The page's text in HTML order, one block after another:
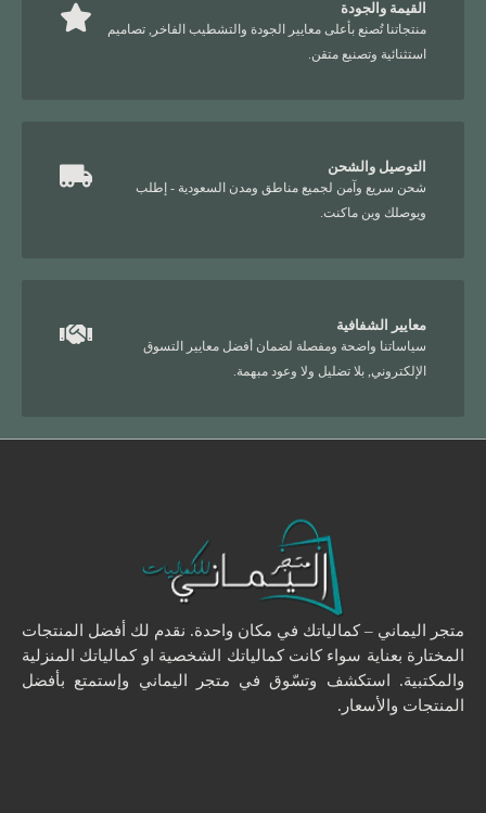
القيمة والجودة
منتجاتنا تُصنع بأعلى معايير الجودة والتشطيب الفاخر, تصاميم
استثنائية وتصنيع متقن.
التوصيل والشحن
شحن سريع وآمن لجميع مناطق ومدن السعودية - إطلب
ويوصلك وين ماكنت.
معايير الشفافية
سياساتنا واضحة ومفصلة لضمان أفضل معايير التسوق
الإلكتروني, بلا تضليل ولا وعود مبهمة.
متجر اليماني – كمالياتك في مكان واحدة. نقدم لك أفضل المنتجات
المختارة بعناية سواء كانت كمالياتك الشخصية او كمالياتك المنزلية
والمكتبية. استكشف وتسّوق في متجر اليماني وإستمتع بأفضل
المنتجات والأسعار.